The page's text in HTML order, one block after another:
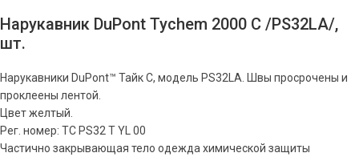
Нарукавник DuPont Tychem 2000 С /PS32LA/,
шт.
Нарукавники DuPont™ Тайк C, модель PS32LA. Швы просрочены и
проклеены лентой.
Цвет желтый.
Рег. номер: TC PS32 T YL 00
Частично закрывающая тело одежда химической защиты